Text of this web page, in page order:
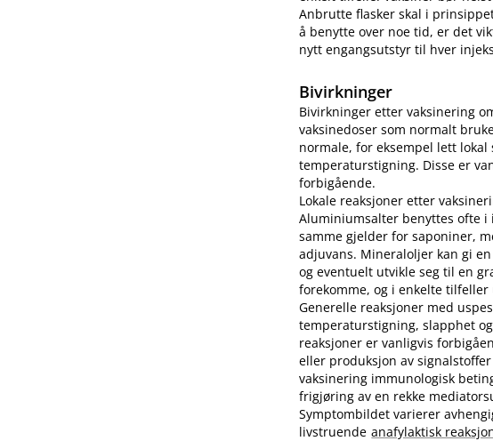
Anbrutte flasker skal i
å benytte over noe tid, er det
nytt engangsutstyr til hver
Bivirkninger
Bivirkninger etter vaksinering
vaksinedoser som normalt
normale, for eksempel lett lokal
temperaturstigning. Disse er
forbigående.
Lokale reaksjoner etter
Aluminiumsalter benyttes ofte i
samme gjelder for saponiner,
adjuvans. Mineraloljer kan gi
og eventuelt utvikle seg til en
forekomme, og i enkelte
Generelle reaksjoner med
temperaturstigning, slapphet
reaksjoner er vanligvis
eller produksjon av
vaksinering immunologisk
frigjøring av en rekke
Symptombildet varierer
livstruende anafylaktisk